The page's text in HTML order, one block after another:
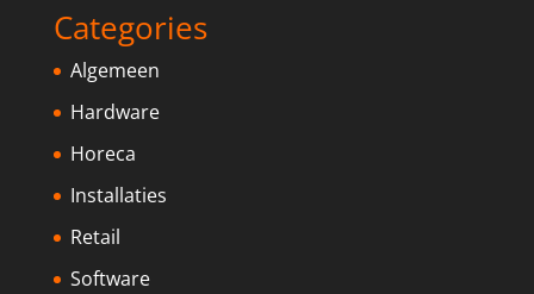
Categories
Algemeen
Hardware
Horeca
Installaties
Retail
Software